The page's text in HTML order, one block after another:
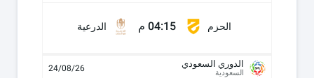
الحزم 04:15 م الدرعية
الدوري السعودي
السعودية 24/08/26